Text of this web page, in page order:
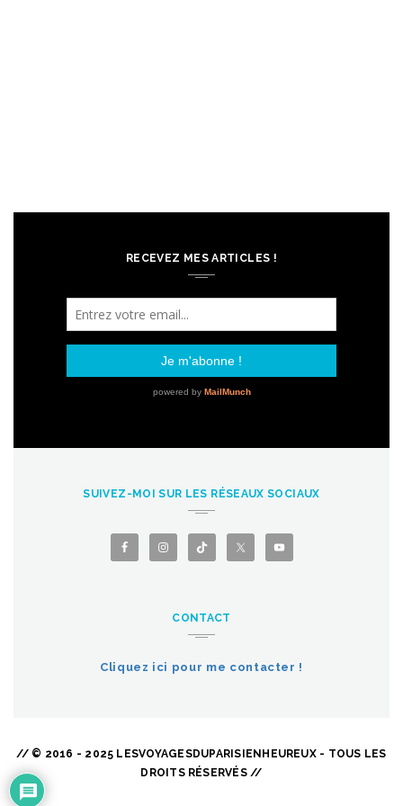
RECEVEZ MES ARTICLES !
SUIVEZ-MOI SUR LES RÉSEAUX SOCIAUX
CONTACT
Cliquez ici pour me contacter !
// © 2016 - 2025 LESVOYAGESDUPARISIENHEUREUX - TOUS LES
DROITS RÉSERVÉS //